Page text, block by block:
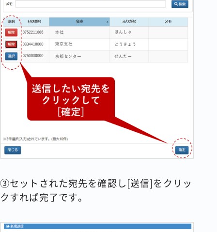
③セットされた宛先を確認し[送信]をクリッ
クすれば完了です。